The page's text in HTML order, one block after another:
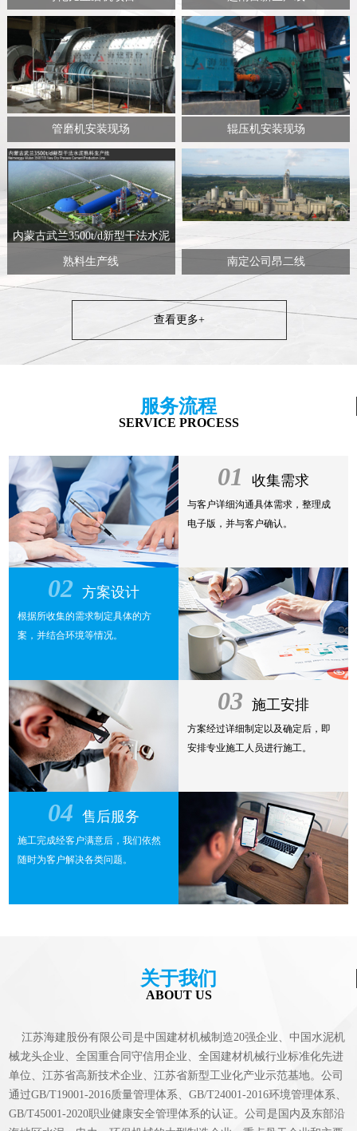
管磨机安装现场 辊压机安装现场
内蒙古武兰3500t/d新型干法水泥
熟料生产线 南定公司昂二线
查看更多+
服务流程
SERVICE PROCESS
01 收集需求
与客户详细沟通具体需求，整理成
电子版，并与客户确认。
02 方案设计
根据所收集的需求制定具体的方
案，并结合环境等情况。
03 施工安排
方案经过详细制定以及确定后，即
安排专业施工人员进行施工。
04 售后服务
施工完成经客户满意后，我们依然
随时为客户解决各类问题。
关于我们
ABOUT US
江苏海建股份有限公司是中国建材机械制造20强企业、中国水泥机
械龙头企业、全国重合同守信用企业、全国建材机械行业标准化先进
单位、江苏省高新技术企业、江苏省新型工业化产业示范基地。公司
通过GB/T19001-2016质量管理体系、GB/T24001-2016环境管理体系、
GB/T45001-2020职业健康安全管理体系的认证。公司是国内及东部沿